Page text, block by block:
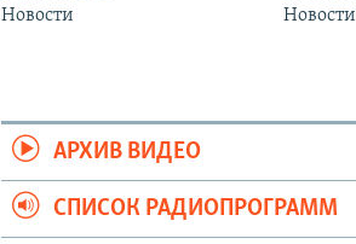
Новости Новости
АРХИВ ВИДЕО
СПИСОК РАДИОПРОГРАММ